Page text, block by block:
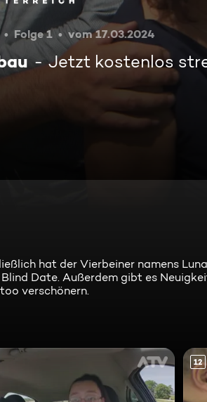
Folge 1 vom 17.03.2024
Jetzt kostenlos
hat der Vierbeiner namens
Date. Außerdem gibt es
verschönern.
12